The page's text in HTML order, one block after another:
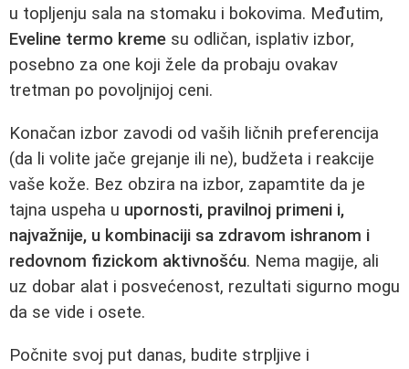
u topljenju sala na stomaku i bokovima. Međutim,
Eveline termo kreme su odličan, isplativ izbor,
posebno za one koji žele da probaju ovakav
tretman po povoljnijoj ceni.
Konačan izbor zavodi od vaših ličnih preferencija
(da li volite jače grejanje ili ne), budžeta i reakcije
vaše kože. Bez obzira na izbor, zapamtite da je
tajna uspeha u upornosti, pravilnoj primeni i,
najvažnije, u kombinaciji sa zdravom ishranom i
redovnom fizickom aktivnošću. Nema magije, ali
uz dobar alat i posvećenost, rezultati sigurno mogu
da se vide i osete.
Počnite svoj put danas, budite strpljive i